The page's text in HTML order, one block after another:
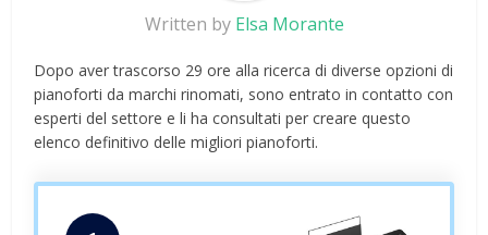
Written by Elsa Morante
Dopo aver trascorso 29 ore alla ricerca di diverse opzioni di
pianoforti da marchi rinomati, sono entrato in contatto con
esperti del settore e li ha consultati per creare questo
elenco definitivo delle migliori pianoforti.